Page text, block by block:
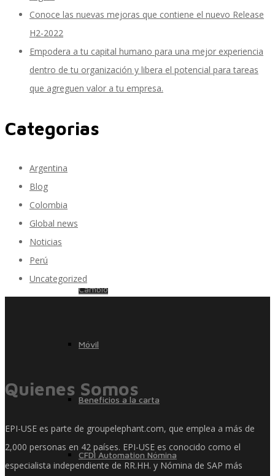
Otros Servicios
Inteligencia de Negocios
Desarrollo de Software Personalizado
Cambio
Móvil
Beneficios a la carta
CFDI Automation Nómina
Conoce las nuevas mejoras que contiene el nuevo Release
H2-2022
Empodera a tu capital humano para una mejor experiencia
dentro de tu organización y libera el potencial para tareas
que agreguen valor a tu empresa.
Categorias
Argentina
Blog
Colombia
Global news
Noticias
Perú
Uncategorized
Quienes Somos
EPI-USE es parte de groupelephant.com, que emplea a más de
2,000 personas en 42 países. EPI-USE es conocido como el
especialista independiente de RR.HH. y Nómina de SAP más